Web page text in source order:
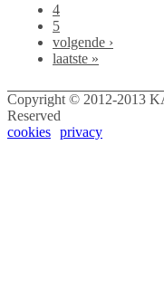
4
5
volgende ›
laatste »
Copyright © 2012-2013
Reserved
cookies privacy